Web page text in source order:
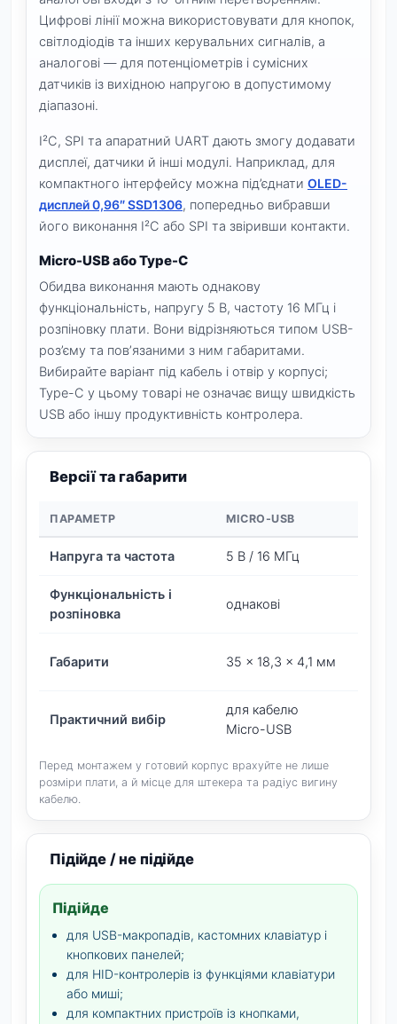
Цифрові лінії можна використовувати для кнопок,
світлодіодів та інших керувальних сигналів, а
аналогові — для потенціометрів і сумісних
датчиків із вихідною напругою в допустимому
діапазоні.
I²C, SPI та апаратний UART дають змогу додавати
дисплеї, датчики й інші модулі. Наприклад, для
компактного інтерфейсу можна під’єднати OLED-
дисплей 0,96″ SSD1306, попередньо вибравши
його виконання I²C або SPI та звіривши контакти.
Micro-USB або Type-C
Обидва виконання мають однакову
функціональність, напругу 5 В, частоту 16 МГц і
розпіновку плати. Вони відрізняються типом USB-
роз’єму та пов’язаними з ним габаритами.
Вибирайте варіант під кабель і отвір у корпусі;
Type-C у цьому товарі не означає вищу швидкість
USB або іншу продуктивність контролера.
Версії та габарити
ПАРАМЕТР MICRO-USB
Напруга та частота 5 В / 16 МГц
Функціональність і
розпіновка
однакові
Габарити 35 × 18,3 × 4,1 мм
Практичний вибір
для кабелю
Micro-USB
Перед монтажем у готовий корпус врахуйте не лише
розміри плати, а й місце для штекера та радіус вигину
кабелю.
Підійде / не підійде
Підійде
для USB-макропадів, кастомних клавіатур і
кнопкових панелей;
для HID-контролерів із функціями клавіатури
або миші;
для компактних пристроїв із кнопками,